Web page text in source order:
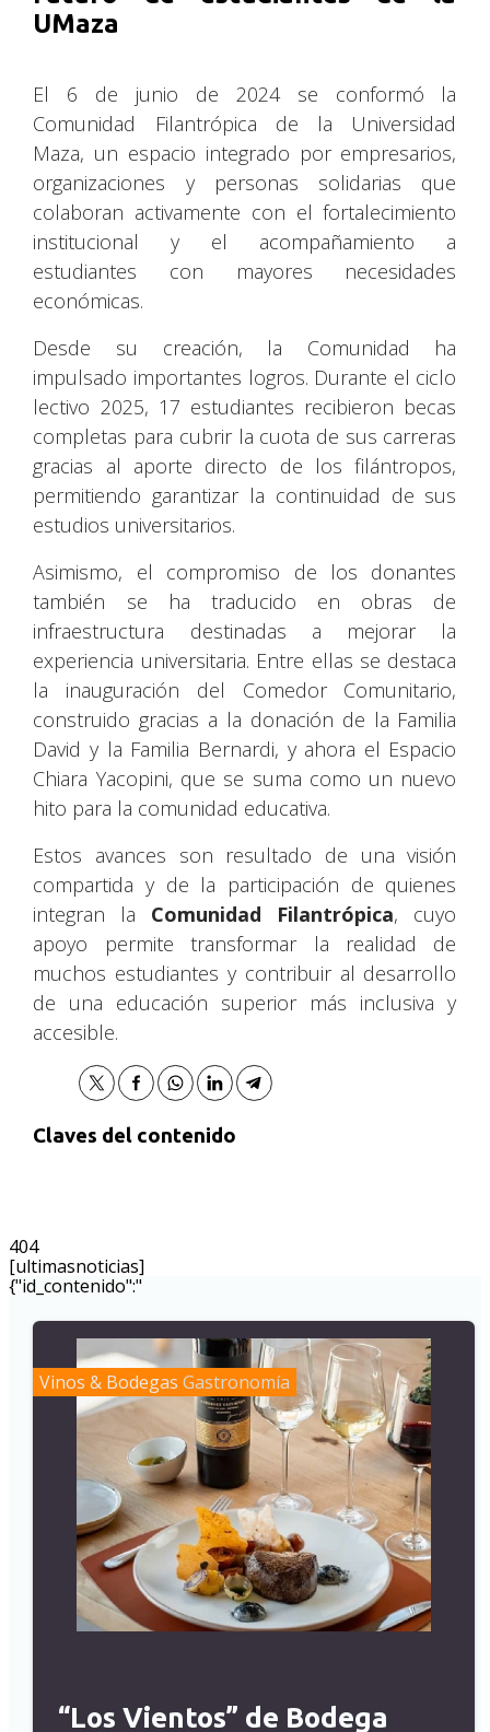
404
[ultimasnoticias]
UMaza
El 6 de junio de 2024 se conformó la
Comunidad Filantrópica de la Universidad
Maza, un espacio integrado por empresarios,
organizaciones y personas solidarias que
colaboran activamente con el fortalecimiento
institucional y el acompañamiento a
estudiantes con mayores necesidades
económicas.
Desde su creación, la Comunidad ha
impulsado importantes logros. Durante el ciclo
lectivo 2025, 17 estudiantes recibieron becas
completas para cubrir la cuota de sus carreras
gracias al aporte directo de los filántropos,
permitiendo garantizar la continuidad de sus
estudios universitarios.
Asimismo, el compromiso de los donantes
también se ha traducido en obras de
infraestructura destinadas a mejorar la
experiencia universitaria. Entre ellas se destaca
la inauguración del Comedor Comunitario,
construido gracias a la donación de la Familia
David y la Familia Bernardi, y ahora el Espacio
Chiara Yacopini, que se suma como un nuevo
hito para la comunidad educativa.
Estos avances son resultado de una visión
compartida y de la participación de quienes
integran la Comunidad Filantrópica, cuyo
apoyo permite transformar la realidad de
muchos estudiantes y contribuir al desarrollo
de una educación superior más inclusiva y
accesible.
Claves del contenido
{"id_contenido":"
Vinos & Bodegas Gastronomía
“Los Vientos” de Bodega